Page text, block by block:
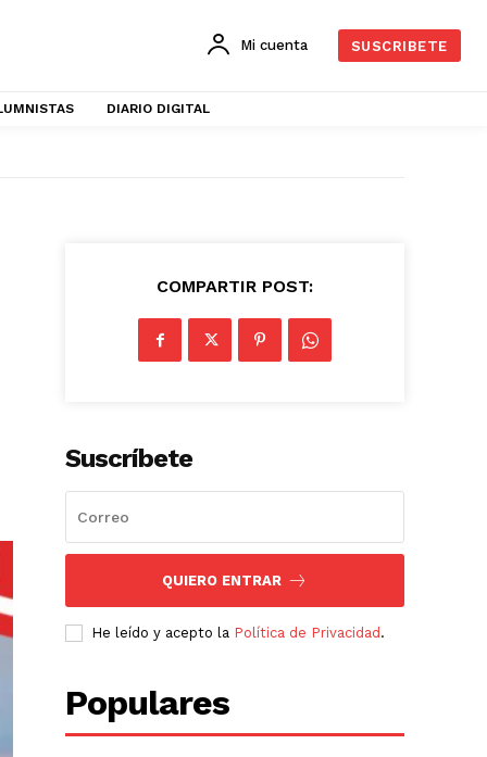
Mi cuenta SUSCRIBETE
DIARIO DIGITAL
COMPARTIR POST:
Suscríbete
QUIERO ENTRAR
He leído y acepto la Política de Privacidad .
Populares